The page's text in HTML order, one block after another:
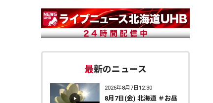
最新のニュース
2026年8月7日12:30
8月7日(金) 北海道 ＃お昼